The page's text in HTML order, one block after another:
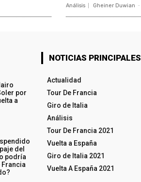
Análisis Gheiner Duwian -
por
a
del
podría
Francia
NOTICIAS PRINCIPALES
Actualidad
Tour De Francia
Giro de Italia
Análisis
Tour De Francia 2021
Vuelta a España
Giro de Italia 2021
Vuelta A España 2021